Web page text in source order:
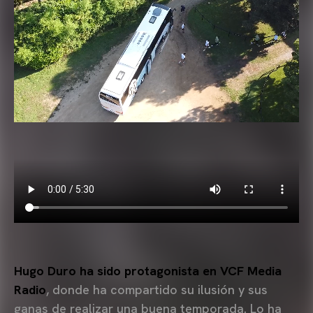
Hugo Duro ha sido protagonista en VCF Media
Radio, donde ha compartido su ilusión y sus
ganas de realizar una buena temporada. Lo ha